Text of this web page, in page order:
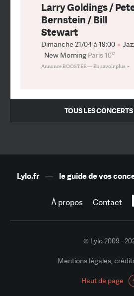
Larry Goldings /
Bernstein / Bill
Stewart
Dimanche 21/04 à 19:00
New Morning Paris 10e
Annonce BOOSTÉE —En savoir plus
TOUS LES
Lylo.fr— le guide de vos
À propos Contact
© Lylo 2009 -
Mentions légales,
Haut de page